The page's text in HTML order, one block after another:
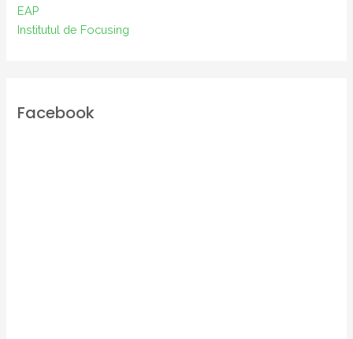
EAP
Institutul de Focusing
Facebook